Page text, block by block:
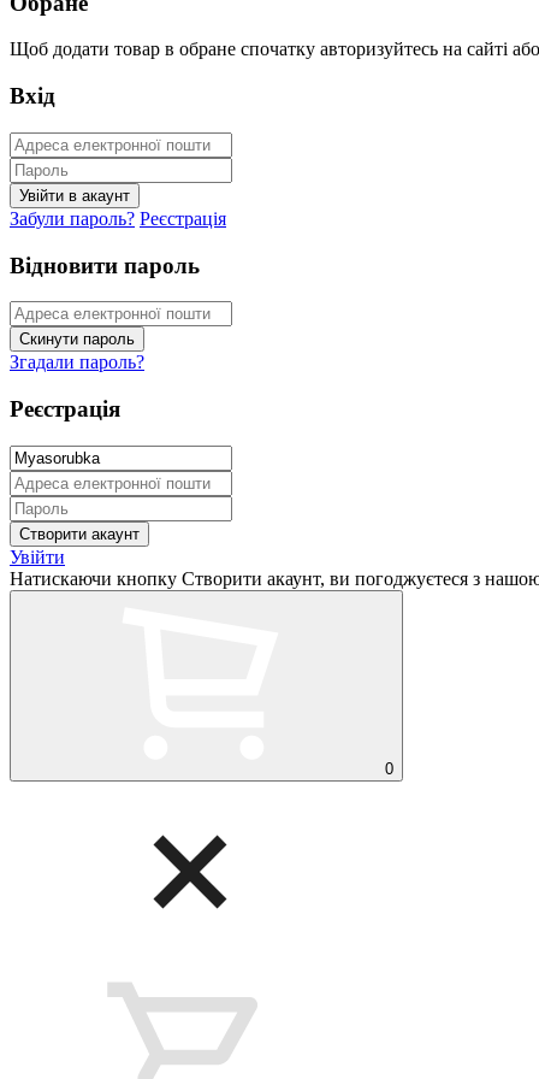
Щоб додати товар в обране спочатку авторизуйтесь на сайті або
Вхід
Забули пароль? Реєстрація
Відновити пароль
Згадали пароль?
Реєстрація
Увійти
Натискаючи кнопку Створити акаунт, ви погоджуєтеся з
0